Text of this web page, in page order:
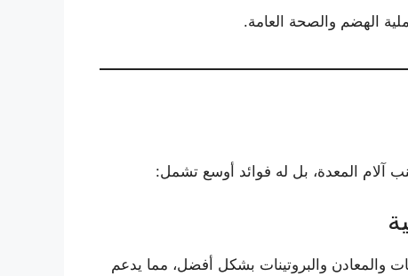
الهضم والصحة العامة.
آلام المعدة، بل له فوائد أوسع تشمل:
والمعادن والبروتينات بشكل أفضل، مما يدعم